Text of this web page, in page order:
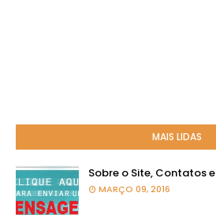
MAIS LIDAS
Sobre o Site, Contatos
MARÇO 09, 2016